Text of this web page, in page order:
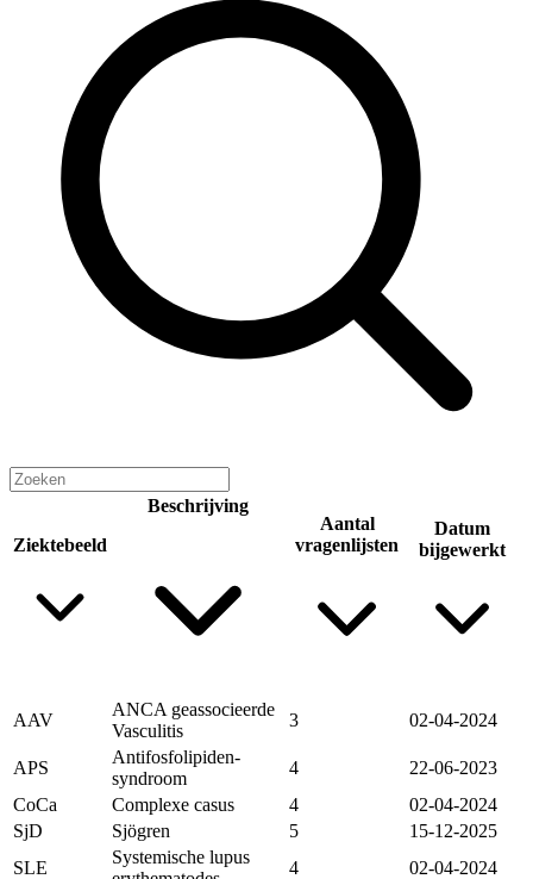
Ziektebeeld
Beschrijving
Aantal
vragenlijsten
Datum
bijgewerkt
AAV
ANCA geassocieerde
Vasculitis
3 02-04-2024
APS
Antifosfolipiden-
syndroom
4
22-06-2023
CoCa
Complexe casus 4
02-04-2024
SjD
Sjögren 5
15-12-2025
SLE
Systemische lupus
4
02-04-2024